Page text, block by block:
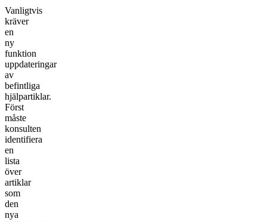
Vanligtvis
kräver
en
ny
funktion
uppdateringar
av
befintliga
hjälpartiklar.
Först
måste
konsulten
identifiera
en
lista
över
artiklar
som
den
nya